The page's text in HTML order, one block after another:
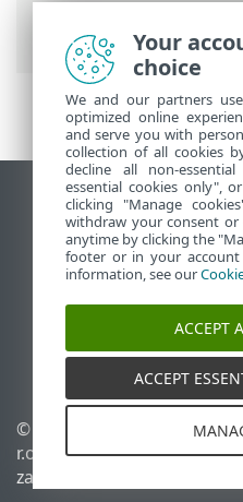
Security>
detekcji
Wyświetl witrynę
komputerów
End of Life
Baza wiedzy ESET
Forum ESET
ESET Status Portal
Pomoc regionalna
© 1992 - 2025 ESET, spol. s
r.o. – Wszelkie prawa
zastrzeżone.
Your
choice
We and our partners
optimized online
and serve you with
collection of all cookies
decline all non-
essential cookies only",
clicking "Manage
withdraw your consent or
anytime by clicking the
footer or in your account
information, see our
ACCEPT
ACCEPT